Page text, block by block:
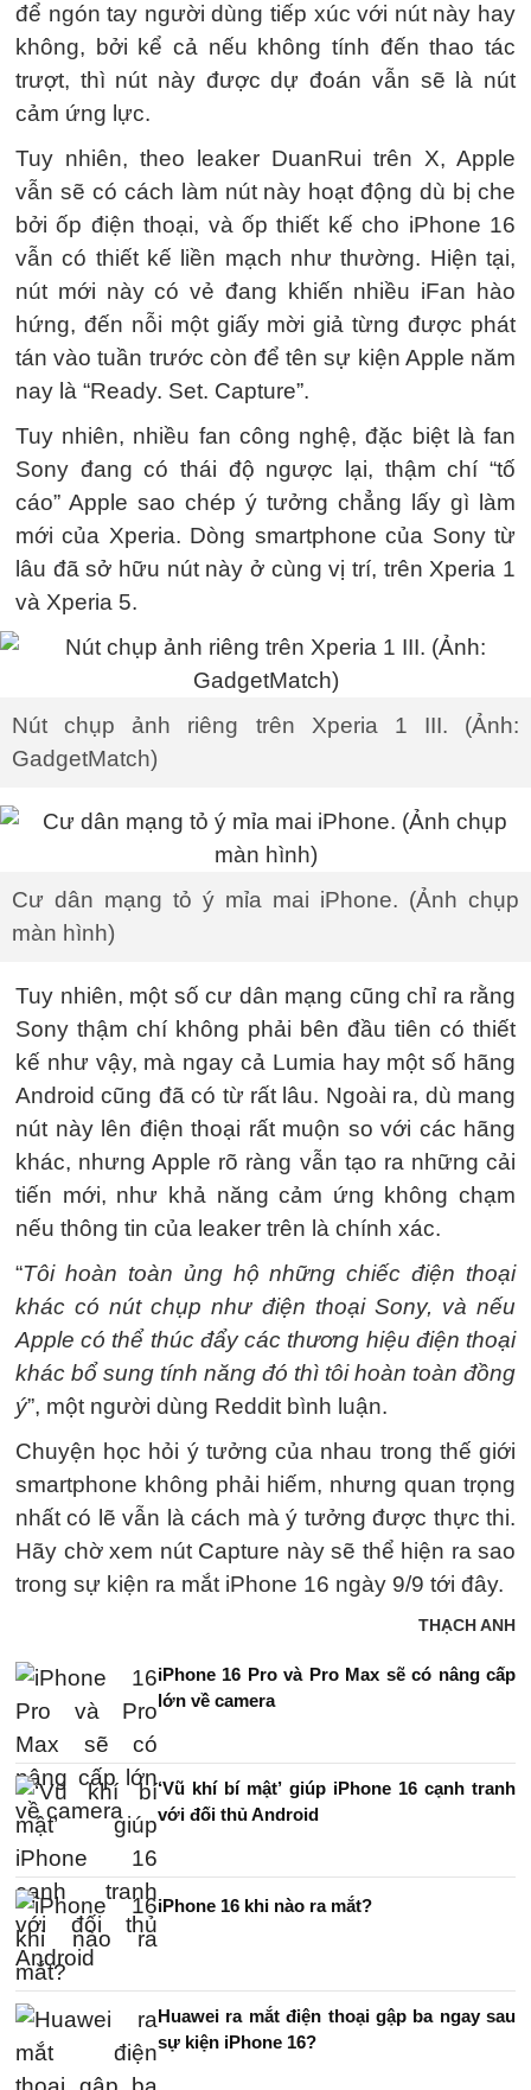
để ngón tay người dùng tiếp xúc với nút này hay
không, bởi kể cả nếu không tính đến thao tác
trượt, thì nút này được dự đoán vẫn sẽ là nút
cảm ứng lực.
Tuy nhiên, theo leaker DuanRui trên X, Apple
vẫn sẽ có cách làm nút này hoạt động dù bị che
bởi ốp điện thoại, và ốp thiết kế cho iPhone 16
vẫn có thiết kế liền mạch như thường. Hiện tại,
nút mới này có vẻ đang khiến nhiều iFan hào
hứng, đến nỗi một giấy mời giả từng được phát
tán vào tuần trước còn để tên sự kiện Apple năm
nay là “Ready. Set. Capture”.
Tuy nhiên, nhiều fan công nghệ, đặc biệt là fan
Sony đang có thái độ ngược lại, thậm chí “tố
cáo” Apple sao chép ý tưởng chẳng lấy gì làm
mới của Xperia. Dòng smartphone của Sony từ
lâu đã sở hữu nút này ở cùng vị trí, trên Xperia 1
và Xperia 5.
Nút chụp ảnh riêng trên Xperia 1 III. (Ảnh:
GadgetMatch)
Cư dân mạng tỏ ý mỉa mai iPhone. (Ảnh chụp
màn hình)
Tuy nhiên, một số cư dân mạng cũng chỉ ra rằng
Sony thậm chí không phải bên đầu tiên có thiết
kế như vậy, mà ngay cả Lumia hay một số hãng
Android cũng đã có từ rất lâu. Ngoài ra, dù mang
nút này lên điện thoại rất muộn so với các hãng
khác, nhưng Apple rõ ràng vẫn tạo ra những cải
tiến mới, như khả năng cảm ứng không chạm
nếu thông tin của leaker trên là chính xác.
“Tôi hoàn toàn ủng hộ những chiếc điện thoại
khác có nút chụp như điện thoại Sony, và nếu
Apple có thể thúc đẩy các thương hiệu điện thoại
khác bổ sung tính năng đó thì tôi hoàn toàn đồng
ý”, một người dùng Reddit bình luận.
Chuyện học hỏi ý tưởng của nhau trong thế giới
smartphone không phải hiếm, nhưng quan trọng
nhất có lẽ vẫn là cách mà ý tưởng được thực thi.
Hãy chờ xem nút Capture này sẽ thể hiện ra sao
trong sự kiện ra mắt iPhone 16 ngày 9/9 tới đây.
THẠCH ANH
iPhone 16 Pro và Pro Max sẽ có nâng cấp
lớn về camera
‘Vũ khí bí mật’ giúp iPhone 16 cạnh tranh
với đối thủ Android
iPhone 16 khi nào ra mắt?
Huawei ra mắt điện thoại gập ba ngay sau
sự kiện iPhone 16?